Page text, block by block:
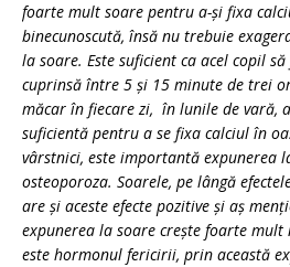
foarte mult soare pentru a-şi fixa
binecunoscută, însă nu trebuie
la soare. Este suficient ca acel copil
cuprinsă între 5 şi 15 minute de trei
măcar în fiecare zi, în lunile de vară,
suficientă pentru a se fixa calciul în
vârstnici, este importantă expunerea
osteoporoza. Soarele, pe lângă
are şi aceste efecte pozitive şi aș
expunerea la soare creşte foarte
este hormonul fericirii, prin această